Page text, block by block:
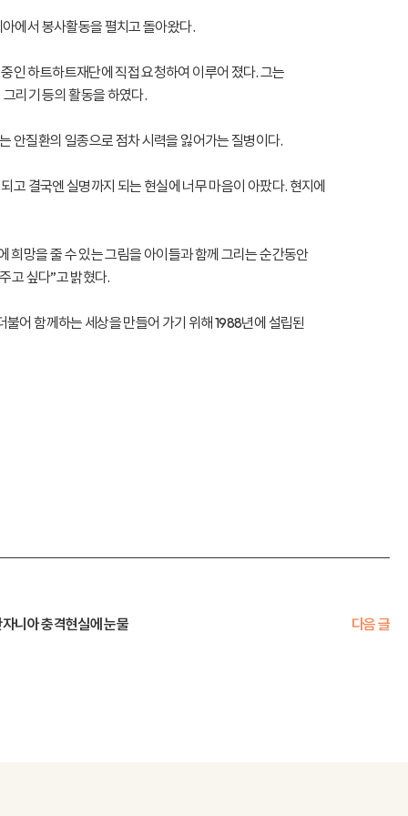
에서 봉사활동을 펼치고 돌아왔다.
인 하트하트재단에 직접 요청하여 이루어 졌다. 그는
리기 등의 활동을 하였다.
안질환의 일종으로 점차 시력을 잃어가는 질병이다.
고 결국엔 실명까지 되는 현실에 너무 마음이 아팠다. 현지에
희망을 줄 수 있는 그림을 아이들과 함께 그리는 순간동안
고 싶다”고 밝혔다.
어 함께하는 세상을 만들어 가기 위해 1988년에 설립된
니아 충격현실에 눈물 다음 글